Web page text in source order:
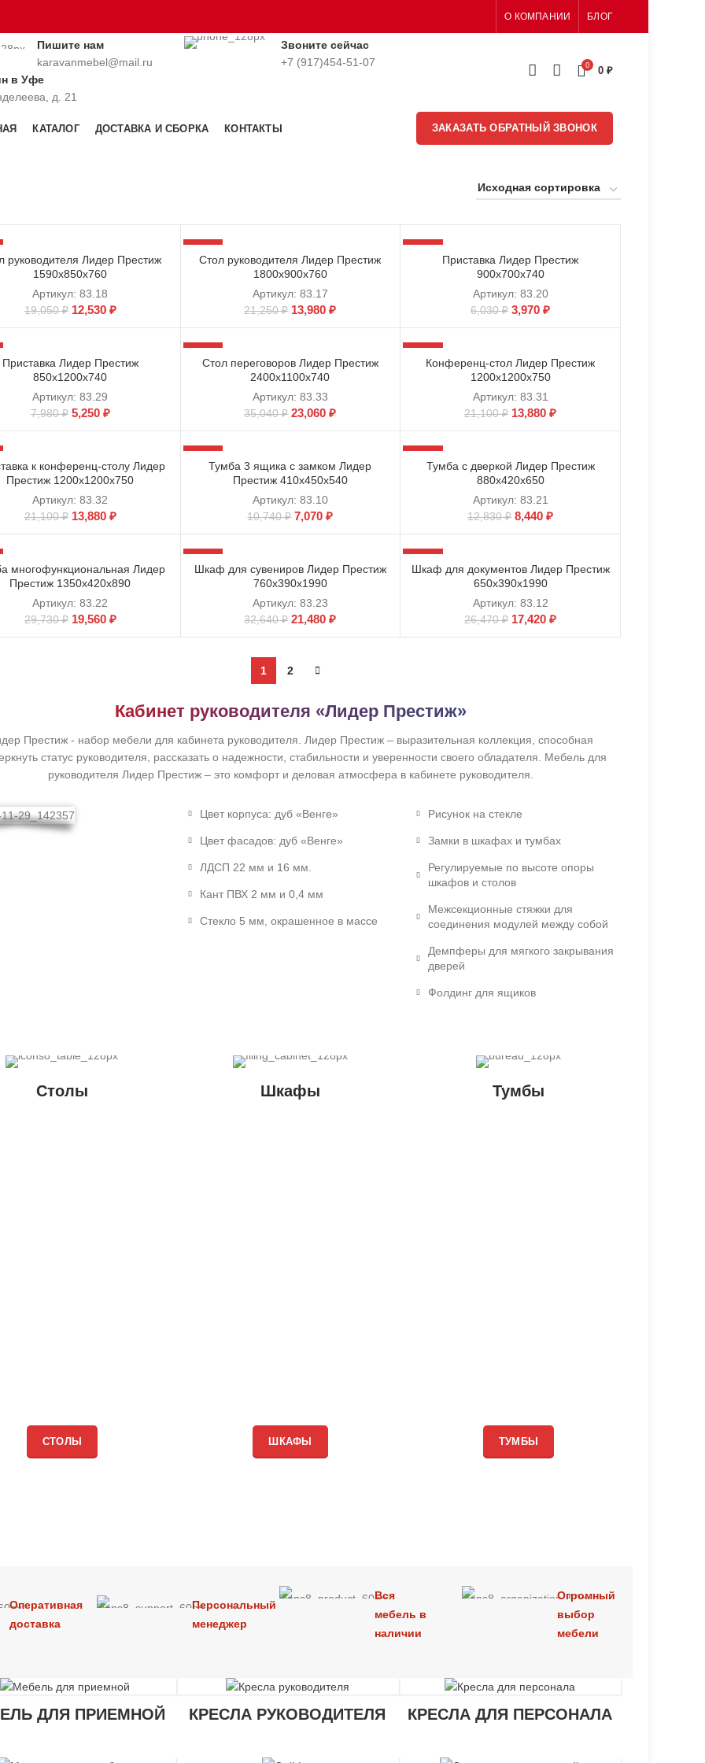
О КОМПАНИИ БЛОГ
Пишите нам
karavanmebel@mail.ru
Звоните сейчас
+7 (917)454-51-07
в Уфе
д. 21
0 0 ₽
КАТАЛОГ ДОСТАВКА И СБОРКА КОНТАКТЫ ЗАКАЗАТЬ ОБРАТНЫЙ ЗВОНОК
руководителя Лидер Престиж
1590х850х760
Артикул:83.18
19,050₽ 12,530 ₽
Стол руководителя Лидер Престиж
1800х900х760
Артикул: 83.17
21,250₽ 13,980₽
Приставка Лидер Престиж
900х700х740
Артикул: 83.20
6,030₽ 3,970₽
Приставка Лидер Престиж
850х1200х740
Артикул:83.29
7,980₽ 5,250 ₽
Стол переговоров Лидер Престиж
2400х1100х740
Артикул: 83.33
35,040₽ 23,060₽
Конференц-стол Лидер Престиж
1200х1200х750
Артикул: 83.31
21,100₽ 13,880₽
к конференц-столу Лидер
Престиж 1200х1200х750
Артикул:83.32
21,100₽ 13,880 ₽
Тумба 3 ящика с замком Лидер
Престиж 410х450х540
Артикул: 83.10
10,740₽ 7,070₽
Тумба с дверкой Лидер Престиж
880х420х650
Артикул: 83.21
12,830₽ 8,440₽
многофункциональная Лидер
Престиж 1350х420х890
Артикул:83.22
29,730₽ 19,560 ₽
Шкаф для сувениров Лидер Престиж
760х390х1990
Артикул: 83.23
32,640₽ 21,480₽
Шкаф для документов Лидер Престиж
650х390х1990
Артикул: 83.12
26,470₽ 17,420₽
1 2
Кабинет руководителя «Лидер Престиж»
Престиж - набор мебели для кабинета руководителя. Лидер Престиж – выразительная коллекция, способная
статус руководителя, рассказать о надежности, стабильности и уверенности своего обладателя. Мебель для
руководителя Лидер Престиж – это комфорт и деловая атмосфера в кабинете руководителя.
Цвет корпуса: дуб «Венге»
Цвет фасадов: дуб «Венге»
ЛДСП 22 мм и 16 мм.
Кант ПВХ 2 мм и 0,4 мм
Стекло 5 мм, окрашенное в массе
Рисунок на стекле
Замки в шкафах и тумбах
Регулируемые по высоте опоры
шкафов и столов
Межсекционные стяжки для
соединения модулей между собой
Демпферы для мягкого закрывания
дверей
Фолдинг для ящиков
Столы Шкафы Тумбы
СТОЛЫ ШКАФЫ ТУМБЫ
Оперативная
доставка
Персональный
менеджер
Вся
мебель в
наличии
Огромный
выбор
мебели
ДЛЯ ПРИЕМНОЙ КРЕСЛА РУКОВОДИТЕЛЯ КРЕСЛА ДЛЯ ПЕРСОНАЛА